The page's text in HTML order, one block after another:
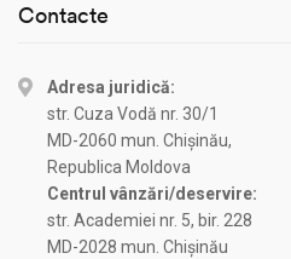
Contacte
Adresa juridică:
str. Cuza Vodă nr. 30/1
MD-2060 mun. Chișinău,
Republica Moldova
Centrul vânzări/deservire:
str. Academiei nr. 5, bir. 228
MD-2028 mun. Chișinău